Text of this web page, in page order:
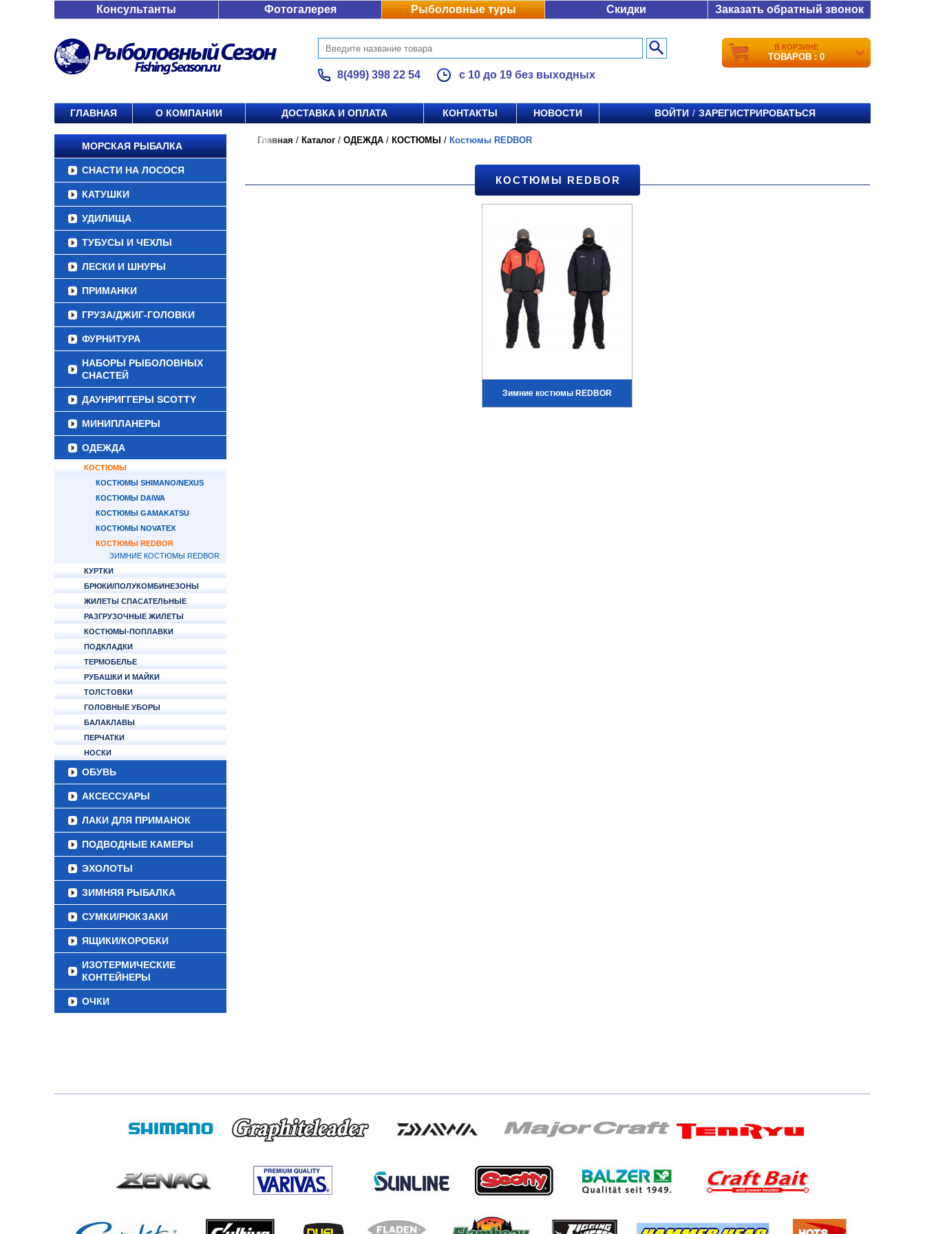
Консультанты Фотогалерея Рыболовные туры Скидки Заказать обратный звонок
8(499) 398 22 54 с 10 до 19 без выходных
В КОРЗИНЕ
ТОВАРОВ : 0
ГЛАВНАЯ О КОМПАНИИ ДОСТАВКА И ОПЛАТА КОНТАКТЫ НОВОСТИ ВОЙТИ / ЗАРЕГИСТРИРОВАТЬСЯ
МОРСКАЯ РЫБАЛКА
СНАСТИ НА ЛОСОСЯ
КАТУШКИ
УДИЛИЩА
ТУБУСЫ И ЧЕХЛЫ
ЛЕСКИ И ШНУРЫ
ПРИМАНКИ
ГРУЗА/ДЖИГ-ГОЛОВКИ
ФУРНИТУРА
НАБОРЫ РЫБОЛОВНЫХ
СНАСТЕЙ
ДАУНРИГГЕРЫ SCOTTY
МИНИПЛАНЕРЫ
ОДЕЖДА
КОСТЮМЫ
КОСТЮМЫ SHIMANO/NEXUS
КОСТЮМЫ DAIWA
КОСТЮМЫ GAMAKATSU
КОСТЮМЫ NOVATEX
КОСТЮМЫ REDBOR
ЗИМНИЕ КОСТЮМЫ REDBOR
КУРТКИ
БРЮКИ/ПОЛУКОМБИНЕЗОНЫ
ЖИЛЕТЫ СПАСАТЕЛЬНЫЕ
РАЗГРУЗОЧНЫЕ ЖИЛЕТЫ
КОСТЮМЫ-ПОПЛАВКИ
ПОДКЛАДКИ
ТЕРМОБЕЛЬЕ
РУБАШКИ И МАЙКИ
ТОЛСТОВКИ
ГОЛОВНЫЕ УБОРЫ
БАЛАКЛАВЫ
ПЕРЧАТКИ
НОСКИ
ОБУВЬ
АКСЕССУАРЫ
ЛАКИ ДЛЯ ПРИМАНОК
ПОДВОДНЫЕ КАМЕРЫ
ЭХОЛОТЫ
ЗИМНЯЯ РЫБАЛКА
СУМКИ/РЮКЗАКИ
ЯЩИКИ/КОРОБКИ
ИЗОТЕРМИЧЕСКИЕ
КОНТЕЙНЕРЫ
ОЧКИ
Главная / Каталог / ОДЕЖДА / КОСТЮМЫ / Костюмы REDBOR
КОСТЮМЫ REDBOR
Зимние костюмы REDBOR